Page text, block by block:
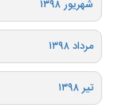
شهریور ۱۳۹۸
مرداد ۱۳۹۸
تیر ۱۳۹۸